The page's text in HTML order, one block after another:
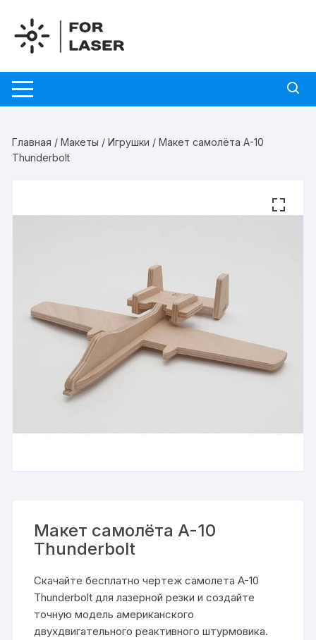
содержимому
Главная /Макеты /Игрушки / Макет самолёта A-10
Thunderbolt
Макет самолёта A-10
Thunderbolt
Скачайте бесплатно чертеж самолета A-10
Thunderbolt для лазерной резки и создайте
точную модель американского
двухдвигательного реактивного штурмовика.